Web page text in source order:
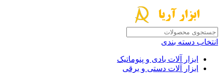
انتخاب دسته بندی
ابزار آلات بادی و پنوماتیک
ابزار آلات دستی و برقی